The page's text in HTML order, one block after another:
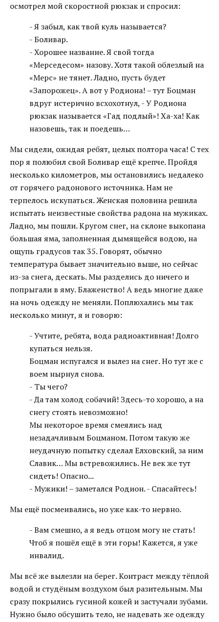
осмотрел мой скоростной рюкзак и спросил:
- Я забыл, как твой куль называется?
- Боливар.
- Хорошее название. Я свой тогда
«Мерседесом» назову. Хотя такой облезлый на
«Мерс» не тянет. Ладно, пусть будет
«Запорожец». А вот у Родиона! – тут Боцман
вдруг истерично всхохотнул, - У Родиона
рюкзак называется «Гад подлый»! Ха-ха! Как
назовешь, так и поедешь…
Мы сидели, ожидая ребят, целых полтора часа! С тех
пор я полюбил свой Боливар ещё крепче. Пройдя
несколько километров, мы остановились недалеко
от горячего радонового источника. Нам не
терпелось искупаться. Женская половина решила
испытать неизвестные свойства радона на мужиках.
Ладно, мы пошли. Кругом снег, на склоне выкопана
большая яма, заполненная дымящейся водою, на
ощупь градусов так 35. Говорят, обычно
температура бывает значительно выше, но сейчас
из-за снега, дескать. Мы разделись до ничего и
попрыгали в яму. Блаженство! А ведь многие даже
на ночь одежду не меняли. Поплюхались мы так
несколько минут, я и говорю:
- Учтите, ребята, вода радиоактивная! Долго
купаться нельзя.
Боцман испугался и вылез на снег. Но тут же с
воем нырнул снова.
- Ты чего?
- Да там холод собачий! Здесь-то хорошо, а на
снегу стоять невозможно!
Мы некоторое время смеялись над
незадачливым Боцманом. Потом такую же
неудачную попытку сделал Елховский, за ним
Славик… Мы встревожились. Не век же тут
сидеть! Опасно...
- Мужики! – заметался Родион. - Спасайтесь!
Мы ещё посмеивались, но уже как-то нервно.
- Вам смешно, а я ведь отцом могу не стать!
Чтоб я пошёл ещё в эти горы! Кажется, я уже
инвалид.
Мы всё же вылезли на берег. Контраст между тёплой
водой и студёным воздухом был разительным. Мы
сразу покрылись гусиной кожей и застучали зубами.
Нужно было обсушить тело, не надевать же одежду